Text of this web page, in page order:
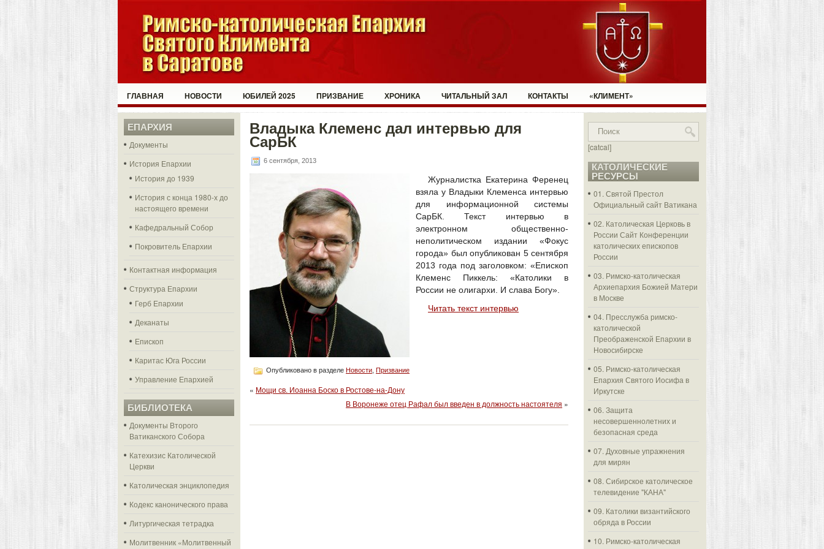
ГЛАВНАЯ НОВОСТИ ЮБИЛЕЙ 2025 ПРИЗВАНИЕ ХРОНИКА ЧИТАЛЬНЫЙ ЗАЛ КОНТАКТЫ «КЛИМЕНТ»
ЕПАРХИЯ
Документы
История Епархии
История до 1939
История с конца 1980-х до
настоящего времени
Кафедральный Собор
Покровитель Епархии
Контактная информация
Структура Епархии
Герб Епархии
Деканаты
Епископ
Каритас Юга России
Управление Епархией
БИБЛИОТЕКА
Документы Второго
Ватиканского Собора
Катехизис Католической
Церкви
Католическая энциклопедия
Кодекс канонического права
Литургическая тетрадка
Молитвенник «Молитвенный
Владыка Клеменс дал интервью для
СарБК
6 сентября, 2013
Журналистка Екатерина Ференец
взяла у Владыки Клеменса интервью
для информационной системы
СарБК. Текст интервью в
электронном общественно-
неполитическом издании «Фокус
города» был опубликован 5 сентября
2013 года под заголовком: «Епископ
Клеменс Пиккель: «Католики в
России не олигархи. И слава Богу».
Читать текст интервью
Опубликовано в разделе Новости Призвание
« Мощи св. Иоанна Боско в Ростове-на-Дону
В Воронеже отец Рафал был введен в должность настоятеля »
[catcal]
КАТОЛИЧЕСКИЕ
РЕСУРСЫ
01. Святой Престол
Официальный сайт Ватикана
02. Католическая Церковь в
России Сайт Конференции
католических епископов
России
03. Римско-католическая
Архиепархия Божией Матери
в Москве
04. Пресслужба римско-
католической
Преображенской Епархии в
Новосибирске
05. Римско-католическая
Епархия Святого Иосифа в
Иркутске
06. Защита
несовершеннолетних и
безопасная среда
07. Духовные упражнения
для мирян
08. Сибирское католическое
телевидение "КАНА"
09. Католики византийского
обряда в России
10. Римско-католическая